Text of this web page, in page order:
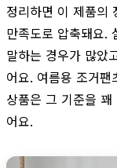
정리하면 이 제품의
만족도로 압축돼요.
말하는 경우가 많았
어요. 여름용 조거
상품은 그 기준을
어요.